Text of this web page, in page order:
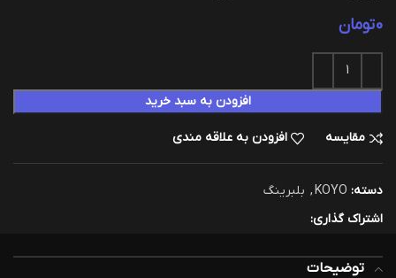
0تومان
افزودن به سبد خرید
مقایسه افزودن به علاقه مندی
دسته: KOYO
, بلبرینگ
اشتراک گذاری:
توضیحات